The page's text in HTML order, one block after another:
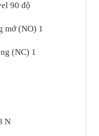
90 độ
mở (NO) 1
(NC) 1
N